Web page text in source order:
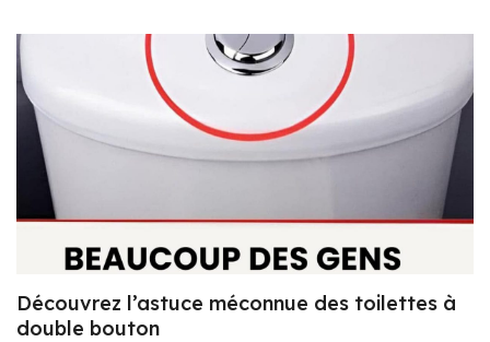
Découvrez l’astuce méconnue des toilettes à
double bouton